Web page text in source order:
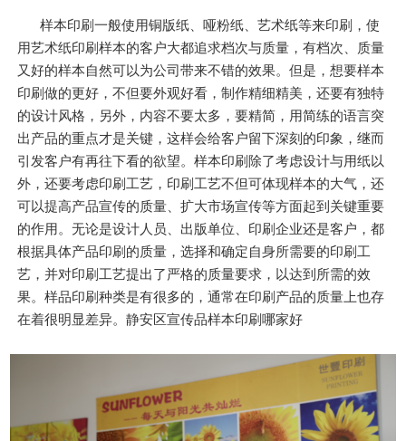
样本印刷一般使用铜版纸、哑粉纸、艺术纸等来印刷，使
用艺术纸印刷样本的客户大都追求档次与质量，有档次、质量
又好的样本自然可以为公司带来不错的效果。但是，想要样本
印刷做的更好，不但要外观好看，制作精细精美，还要有独特
的设计风格，另外，内容不要太多，要精简，用简练的语言突
出产品的重点才是关键，这样会给客户留下深刻的印象，继而
引发客户有再往下看的欲望。样本印刷除了考虑设计与用纸以
外，还要考虑印刷工艺，印刷工艺不但可体现样本的大气，还
可以提高产品宣传的质量、扩大市场宣传等方面起到关键重要
的作用。无论是设计人员、出版单位、印刷企业还是客户，都
根据具体产品印刷的质量，选择和确定自身所需要的印刷工
艺，并对印刷工艺提出了严格的质量要求，以达到所需的效
果。样品印刷种类是有很多的，通常在印刷产品的质量上也存
在着很明显差异。静安区宣传品样本印刷哪家好